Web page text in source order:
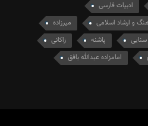
ادبیات فارسی
و ارشاد اسلامی
میرزاده
سنایی پاشنه
زاکانی
امامزاده عبدالله بافق